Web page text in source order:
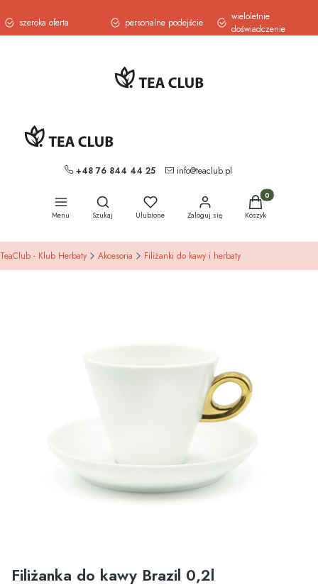
szeroka oferta personalne podejście
wieloletnie
doświadczenie
+48 76 844 44 25 info@teaclub.pl
Menu
Otwórz wyszukiwarkę
Szukaj Ulubione Zaloguj się
Produkty w
Koszyk
TeaClub - Klub Herbaty Akcesoria Filiżanki do kawy i herbaty
Filiżanka do kawy Brazil 0,2l